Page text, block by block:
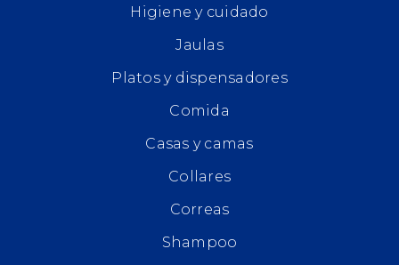
Higiene y cuidado
Jaulas
Platos y dispensadores
Comida
Casas y camas
Collares
Correas
Shampoo